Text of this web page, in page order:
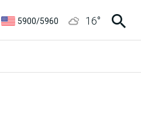
5900/5960
16°